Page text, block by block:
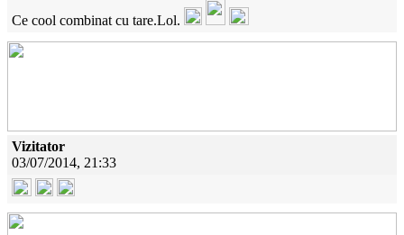
Ce cool combinat cu tare.Lol.
Vizitator
03/07/2014, 21:33